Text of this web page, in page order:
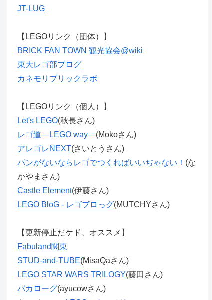
JT-LUG
【LEGOリンク（団体）】
BRICK FAN TOWN 観光協会@wiki
東大レゴ部ブログ
カネモリブリックラボ
【LEGOリンク（個人）】
Let's LEGO(秋長さん)
レゴ道―LEGO way―(Mokoさん)
アレゴレNEXT(さいとうさん)
パンがないならレゴでつくればいいぢゃない！ (な
かやまさん)
Castle Element(伊藤さん)
LEGO BloG - レゴブロっグ(MUTCHYさん)
【更新停止だケド、オススメ】
Fabuland関東
STUD-and-TUBE(MisaQaさん)
LEGO STAR WARS TRILOGY(藤田さん)
バカローグ(ayucowさん)